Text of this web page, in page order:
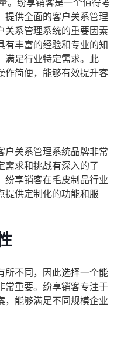
。纷享销客是一个值得考
提供全面的客户关系管理
关系管理系统的重要因素
有丰富的经验和专业的知
满足行业特定需求。此
作简便，能够有效提升客
户关系管理系统品牌非常
需求和挑战有深入的了
纷享销客在毛皮制品行业
提供定制化的功能和服
所不同，因此选择一个能
常重要。纷享销客专注于
，能够满足不同规模企业